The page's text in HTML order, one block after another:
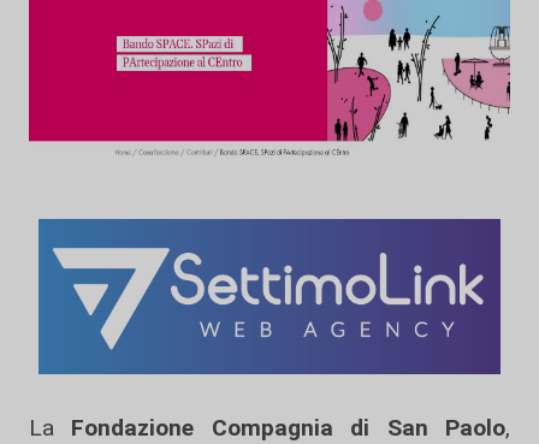
La Fondazione Compagnia di San Paolo,